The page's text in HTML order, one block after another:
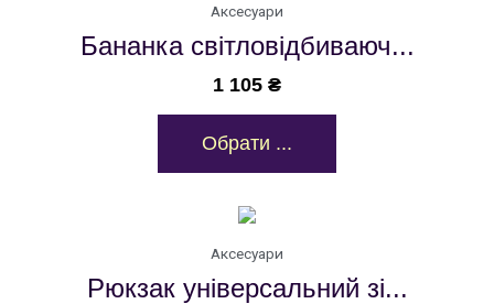
Аксесуари
Бананка світловідбиваюч...
1 105 ₴
Обрати ...
Аксесуари
Рюкзак універсальний зі...